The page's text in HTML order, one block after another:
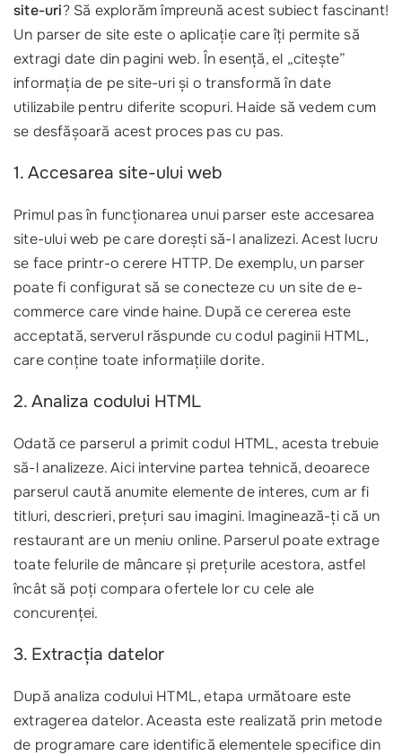
site-uri? Să explorăm împreună acest subiect fascinant!
Un parser de site este o aplicație care îți permite să
extragi date din pagini web. În esență, el „citește”
informația de pe site-uri și o transformă în date
utilizabile pentru diferite scopuri. Haide să vedem cum
se desfășoară acest proces pas cu pas.
1. Accesarea site-ului web
Primul pas în funcționarea unui parser este accesarea
site-ului web pe care dorești să-l analizezi. Acest lucru
se face printr-o cerere HTTP. De exemplu, un parser
poate fi configurat să se conecteze cu un site de e-
commerce care vinde haine. După ce cererea este
acceptată, serverul răspunde cu codul paginii HTML,
care conține toate informațiile dorite.
2. Analiza codului HTML
Odată ce parserul a primit codul HTML, acesta trebuie
să-l analizeze. Aici intervine partea tehnică, deoarece
parserul caută anumite elemente de interes, cum ar fi
titluri, descrieri, prețuri sau imagini. Imaginează-ți că un
restaurant are un meniu online. Parserul poate extrage
toate felurile de mâncare și prețurile acestora, astfel
încât să poți compara ofertele lor cu cele ale
concurenței.
3. Extracția datelor
După analiza codului HTML, etapa următoare este
extragerea datelor. Aceasta este realizată prin metode
de programare care identifică elementele specifice din